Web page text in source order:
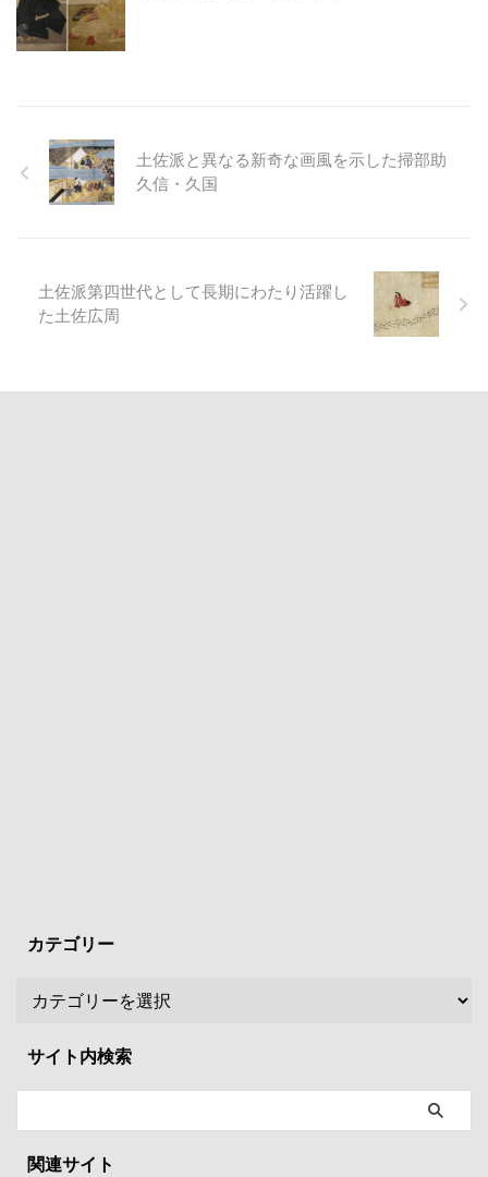
土佐派と異なる新奇な画風を示した掃部助
久信・久国
土佐派第四世代として長期にわたり活躍し
た土佐広周
カテゴリー
サイト内検索
関連サイト